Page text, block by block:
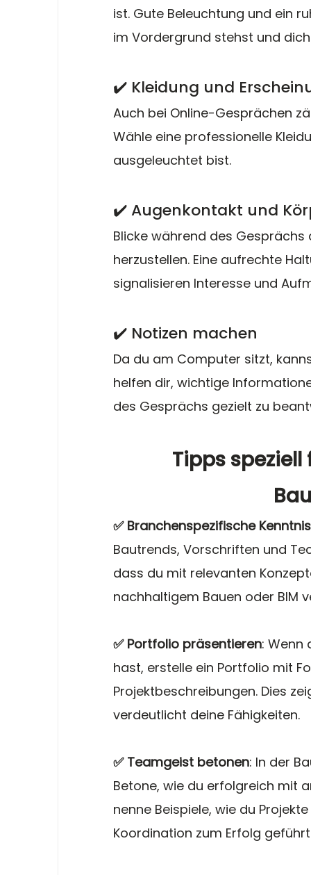
ist. Gute Beleuchtung und ein
im Vordergrund stehst und
✔️ Kleidung und
Auch bei Online-Gesprächen
Wähle eine professionelle
ausgeleuchtet bist.
✔️ Augenkontakt und
Blicke während des
herzustellen. Eine aufrechte
signalisieren Interesse und
✔️ Notizen machen
Da du am Computer sitzt,
helfen dir, wichtige
des Gesprächs gezielt zu
Tipps
✅ Branchenspezifische
Bautrends, Vorschriften und
dass du mit relevanten
nachhaltigem Bauen oder BIM
✅ Portfolio präsentieren:
hast, erstelle ein Portfolio mit
Projektbeschreibungen. Dies
verdeutlicht deine Fähigkeiten.
✅ Teamgeist betonen: In der
Betone, wie du erfolgreich mit
nenne Beispiele, wie du
Koordination zum Erfolg